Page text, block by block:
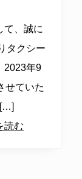
て、誠に
タクシー
2023年9
せていた
[…]
読む